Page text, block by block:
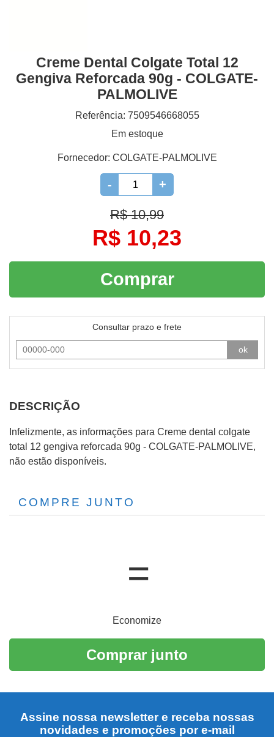
Creme Dental Colgate Total 12
Gengiva Reforcada 90g - COLGATE-
PALMOLIVE
Referência: 7509546668055
Em estoque
Fornecedor: COLGATE-PALMOLIVE
- +
R$ 10,99
R$ 10,23
Comprar
Consultar prazo e frete
ok
DESCRIÇÃO
Infelizmente, as informações para Creme dental colgate
total 12 gengiva reforcada 90g - COLGATE-PALMOLIVE,
não estão disponíveis.
COMPRE JUNTO
Economize
Comprar junto
Assine nossa newsletter e receba nossas
novidades e promoções por e-mail